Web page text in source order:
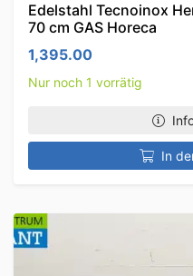
Edelstahl Tecnoinox
70 cm GAS Horeca
1,395.00
Nur noch 1 vorrätig
In